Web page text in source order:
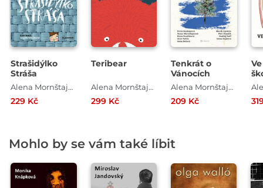
Strašidýlko
Stráša
Alena Mornštajnová
229 Kč
Teribear
Alena Mornštajnová
299 Kč
Tenkrát o
Vánocích
Alena Mornštajnová , Alice Nellis , Petra Dvořáková , Anna Bolavá , Marek Epstein , Petra Soukupová
209 Kč
Mohlo by se vám také líbit